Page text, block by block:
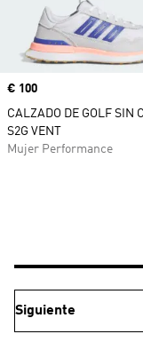
Precio
€ 100
CALZADO DE GOLF SIN
S2G VENT
Mujer Performance
Siguiente